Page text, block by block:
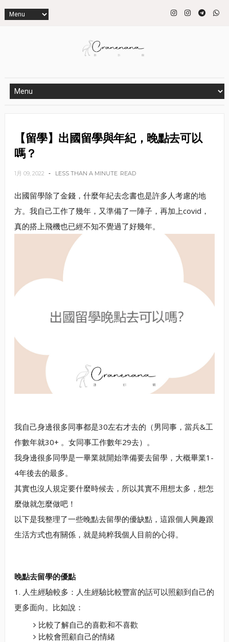
【留學】出國留學與年紀，晚點去可以
嗎？
1月 09, 2022 LESS THAN A MINUTE READ
出國留學除了金錢，什麼年紀去念書也是許多人考慮的地
方。我自己工作了幾年，又準備了一陣子，再加上covid，
真的搭上飛機也已經不知不覺過了好幾年。
我自己身邊很多同事都是30左右才去的（男同事，當兵&工
作數年就30+ 。女同事工作數年29去）。
我身邊很多同學是一畢業就開始準備要去留學，大概畢業1-
4年後去的最多。
其實也沒人規定要什麼時候去，所以其實不用想太多，想怎
麼做就怎麼做吧！
以下是我整理了一些晚點去留學的優缺點，這跟個人興趣跟
生活方式也有關係，就是純粹我個人目前的心得。
晚點去留學的優點
1. 人生經驗較多：人生經驗比較豐富的話可以照顧到自己的
更多面向。比如說：
比較了解自己的喜歡和不喜歡
比較會照顧自己的情緒